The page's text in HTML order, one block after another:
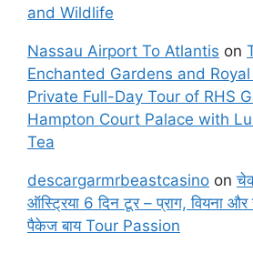
and Wildlife
Nassau Airport To Atlantis on
Enchanted Gardens and
Private Full-Day Tour of RHS
Hampton Court Palace with
Tea
descargarmrbeastcasino on
ऑस्ट्रिया 6 दिन टूर – प्राग, वियना और
पैकेज बाय Tour Passion